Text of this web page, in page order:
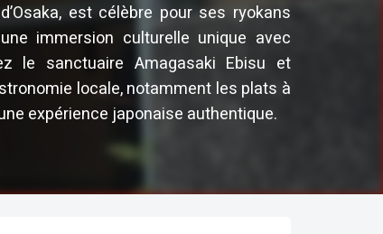
est célèbre pour ses ryokans
immersion culturelle unique avec
le sanctuaire Amagasaki Ebisu et
locale, notamment les plats à
expérience japonaise authentique.